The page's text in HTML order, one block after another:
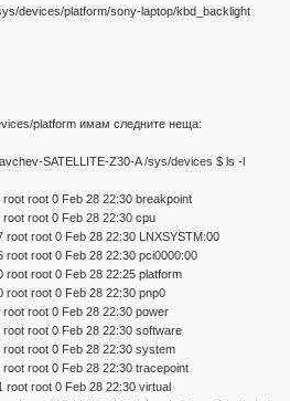
devices/platform/sony-laptop/kbd_backlight
platform имам следните неща:
SATELLITE-Z30-A /sys/devices $ ls -l
root 0 Feb 28 22:30 breakpoint
root 0 Feb 28 22:30 cpu
root root 0 Feb 28 22:30 LNXSYSTM:00
root root 0 Feb 28 22:30 pci0000:00
root root 0 Feb 28 22:25 platform
root root 0 Feb 28 22:30 pnp0
root 0 Feb 28 22:30 power
root 0 Feb 28 22:30 software
root 0 Feb 28 22:30 system
root 0 Feb 28 22:30 tracepoint
root 0 Feb 28 22:30 virtual